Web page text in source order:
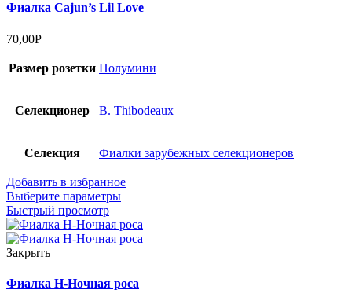
Фиалка Cajun’s Lil Love
70,00Р
Размер розетки Полумини
Селекционер B. Thibodeaux
Селекция Фиалки зарубежных селекционеров
Добавить в избранное
Выберите параметры
Быстрый просмотр
Закрыть
Фиалка Н-Ночная роса